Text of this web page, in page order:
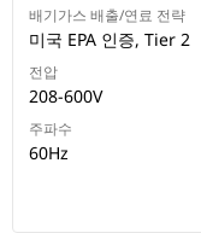
배기가스 배출/연료 전략
미국 EPA 인증, Tier 2
전압
208-600V
주파수
60Hz